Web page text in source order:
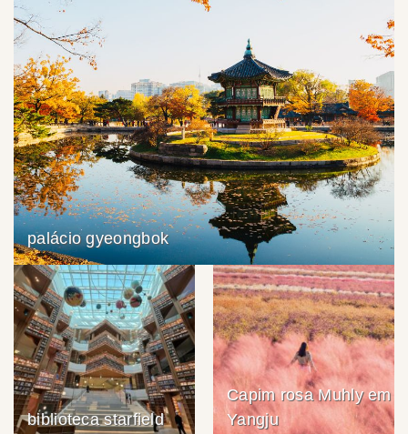
palácio gyeongbok
biblioteca starfield
Capim rosa Muhly em
Yangju